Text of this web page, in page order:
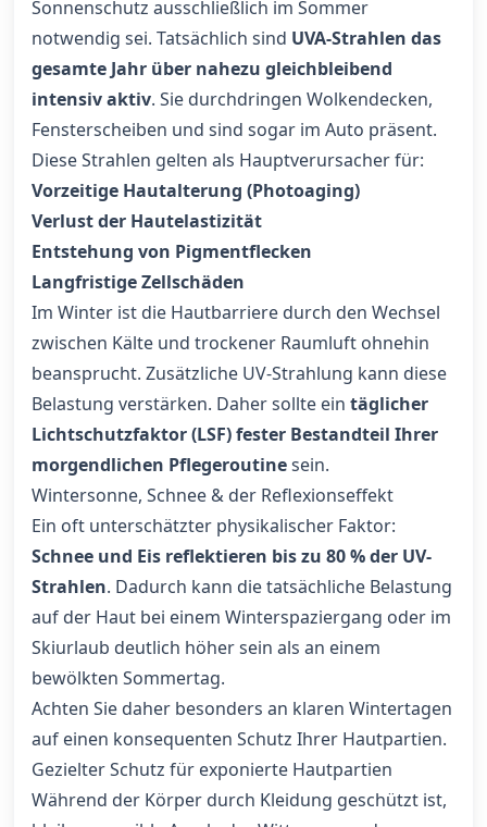
Sonnenschutz ausschließlich im Sommer
notwendig sei. Tatsächlich sind UVA-Strahlen das
gesamte Jahr über nahezu gleichbleibend
intensiv aktiv. Sie durchdringen Wolkendecken,
Fensterscheiben und sind sogar im Auto präsent.
Diese Strahlen gelten als Hauptverursacher für:
Vorzeitige Hautalterung (Photoaging)
Verlust der Hautelastizität
Entstehung von Pigmentflecken
Langfristige Zellschäden
Im Winter ist die Hautbarriere durch den Wechsel
zwischen Kälte und trockener Raumluft ohnehin
beansprucht. Zusätzliche UV-Strahlung kann diese
Belastung verstärken. Daher sollte ein täglicher
Lichtschutzfaktor (LSF) fester Bestandteil Ihrer
morgendlichen Pflegeroutinesein.
Wintersonne, Schnee & der Reflexionseffekt
Ein oft unterschätzter physikalischer Faktor:
Schnee und Eis reflektieren bis zu 80 % der UV-
Strahlen. Dadurch kann die tatsächliche Belastung
auf der Haut bei einem Winterspaziergang oder im
Skiurlaub deutlich höher sein als an einem
bewölkten Sommertag.
Achten Sie daher besonders an klaren Wintertagen
auf einen konsequenten Schutz Ihrer Hautpartien.
Gezielter Schutz für exponierte Hautpartien
Während der Körper durch Kleidung geschützt ist,